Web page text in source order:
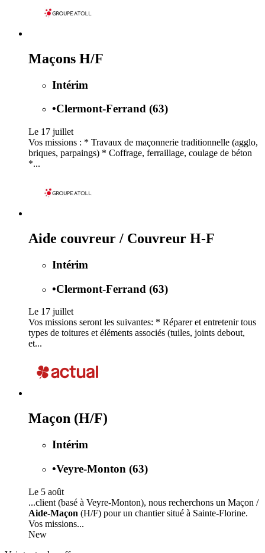
Maçons H/F
Intérim
•Clermont-Ferrand (63)
Le 17 juillet
Vos missions : * Travaux de maçonnerie traditionnelle (agglo,
briques, parpaings) * Coffrage, ferraillage, coulage de béton
*...
Aide couvreur / Couvreur H-F
Intérim
•Clermont-Ferrand (63)
Le 17 juillet
Vos missions seront les suivantes: * Réparer et entretenir tous
types de toitures et éléments associés (tuiles, joints debout,
et...
Maçon (H/F)
Intérim
•Veyre-Monton (63)
Le 5 août
...client (basé à Veyre-Monton), nous recherchons un Maçon /
Aide-Maçon (H/F) pour un chantier situé à Sainte-Florine.
Vos missions...
New